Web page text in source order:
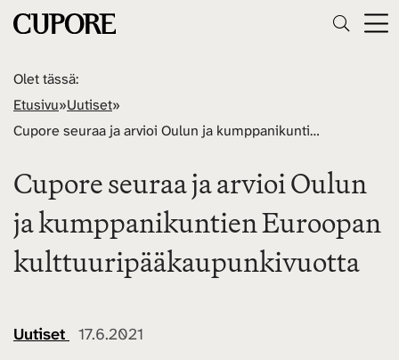
Olet tässä:
Etusivu»Uutiset»
Cupore seuraa ja arvioi Oulun ja kumppanikuntien Euroopan kulttuuripääkaupunkivuotta
Cupore seuraa ja arvioi Oulun
ja kumppanikuntien Euroopan
kulttuuripääkaupunkivuotta
Uutiset 17.6.2021